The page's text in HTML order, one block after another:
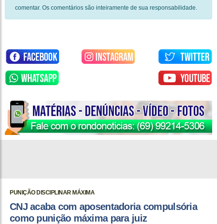
comentar. Os comentários são inteiramente de sua responsabilidade.
PUNIÇÃO DISCIPLINAR MÁXIMA
CNJ acaba com aposentadoria compulsória
como punição máxima para juiz